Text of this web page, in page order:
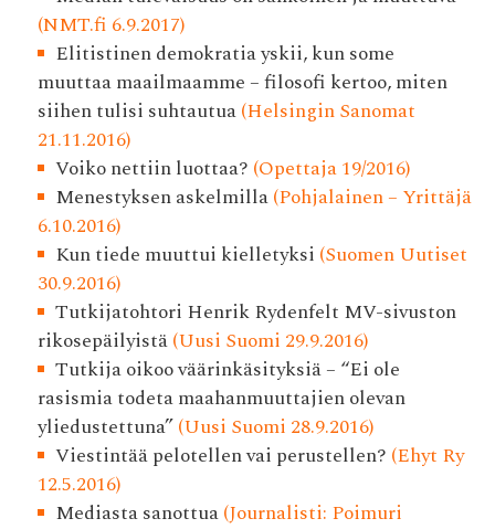
(NMT.fi 6.9.2017)
Elitistinen demokratia yskii, kun some
muuttaa maailmaamme – filosofi kertoo, miten
siihen tulisi suhtautua(Helsingin Sanomat
21.11.2016)
Voiko nettiin luottaa? (Opettaja 19/2016)
Menestyksen askelmilla(Pohjalainen – Yrittäjä
6.10.2016)
Kun tiede muuttui kielletyksi (Suomen Uutiset
30.9.2016)
Tutkijatohtori Henrik Rydenfelt MV-sivuston
rikosepäilyistä(Uusi Suomi 29.9.2016)
Tutkija oikoo väärinkäsityksiä – “Ei ole
rasismia todeta maahanmuuttajien olevan
yliedustettuna”(Uusi Suomi 28.9.2016)
Viestintää pelotellen vai perustellen? (Ehyt Ry
12.5.2016)
Mediasta sanottua(Journalisti: Poimuri